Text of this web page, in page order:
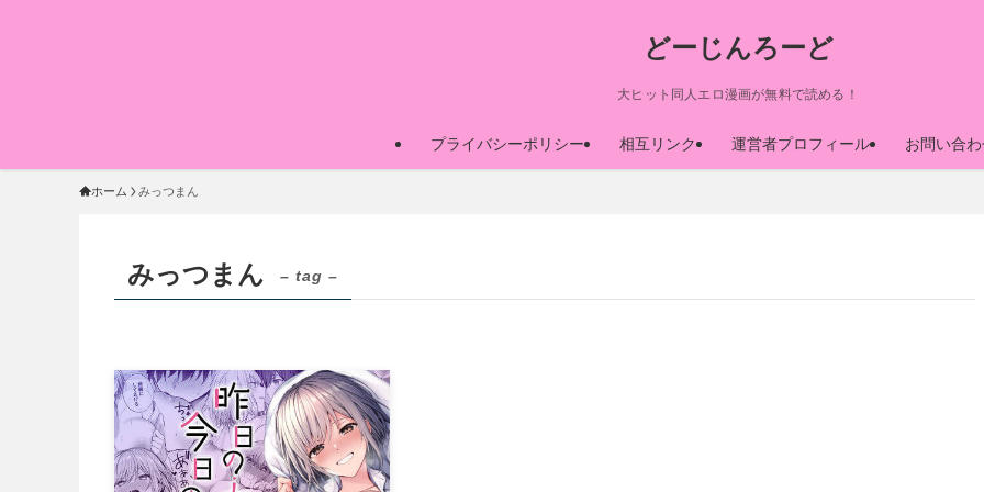
どーじんろーど
大ヒット同人エロ漫画が無料で読める！
プライバシーポリシー 相互リンク 運営者プロフィール お問い合
ホーム みっつまん
みっつまん – tag –